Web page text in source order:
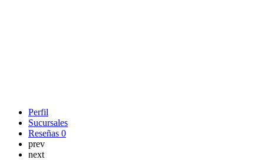
Perfil
Sucursales
Reseñas 0
prev
next